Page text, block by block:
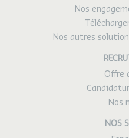
Nos
Nos autres
Offre
Nos
NOS